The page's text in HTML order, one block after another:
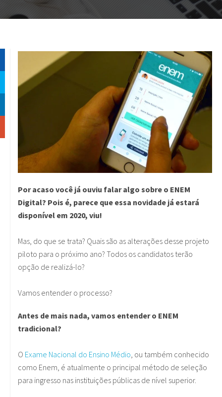
Por acaso você já ouviu falar algo sobre o ENEM
Digital? Pois é, parece que essa novidade já estará
disponível em 2020, viu!
Mas, do que se trata? Quais são as alterações desse projeto
piloto para o próximo ano? Todos os candidatos terão
opção de realizá-lo?
Vamos entender o processo?
Antes de mais nada, vamos entender o ENEM
tradicional?
O Exame Nacional do Ensino Médio , ou também conhecido
como Enem, é atualmente o principal método de seleção
para ingresso nas instituições públicas de nível superior.